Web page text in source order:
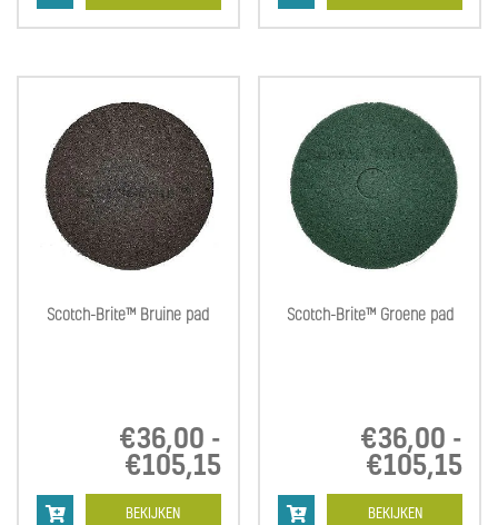
€105,15
Scotch-Brite™ Bruine pad
€36,00 -
€105,15Prijsklasse:
€36,00
BEKIJKEN
Scotch-Brite™ Groene pad
€36,00 -
€105,15
BEKIJKEN